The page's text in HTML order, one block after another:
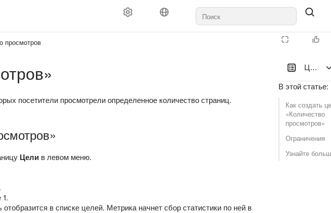
Цель
В этой статье:
Как создать
«Количество
просмотров»
Ограничения
Узнайте
просмотров
посетители просмотрели определенное количество страниц.
Цели в левом меню.
в списке целей. Метрика начнет сбор статистики по ней в